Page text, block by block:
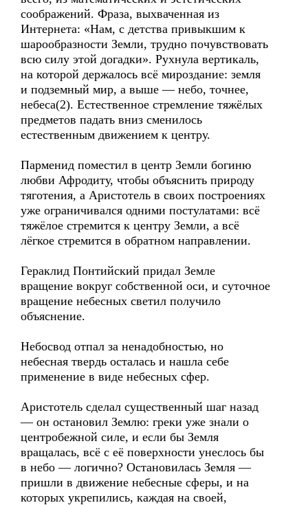
соображений. Фраза, выхваченная из
Интернета: «Нам, с детства привыкшим к
шарообразности Земли, трудно почувствовать
всю силу этой догадки». Рухнула вертикаль,
на которой держалось всё мироздание: земля
и подземный мир, а выше — небо, точнее,
небеса(2). Естественное стремление тяжёлых
предметов падать вниз сменилось
естественным движением к центру.
Парменид поместил в центр Земли богиню
любви Афродиту, чтобы объяснить природу
тяготения, а Аристотель в своих построениях
уже ограничивался одними постулатами: всё
тяжёлое стремится к центру Земли, а всё
лёгкое стремится в обратном направлении.
Гераклид Понтийский придал Земле
вращение вокруг собственной оси, и суточное
вращение небесных светил получило
объяснение.
Небосвод отпал за ненадобностью, но
небесная твердь осталась и нашла себе
применение в виде небесных сфер.
Аристотель сделал существенный шаг назад
— он остановил Землю: греки уже знали о
центробежной силе, и если бы Земля
вращалась, всё с её поверхности унеслось бы
в небо — логично? Остановилась Земля —
пришли в движение небесные сферы, и на
которых укрепились, каждая на своей,